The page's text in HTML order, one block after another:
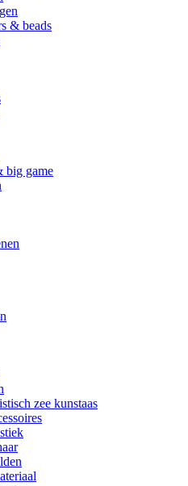
& beads
big game
zee kunstaas